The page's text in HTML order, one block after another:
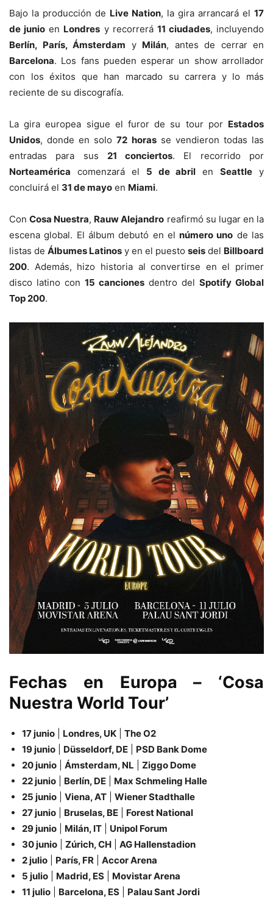
Bajo la producción de Live Nation, la gira arrancará el 17
de junio en Londres y recorrerá 11 ciudades, incluyendo
Berlín, París, Ámsterdam y Milán, antes de cerrar en
Barcelona. Los fans pueden esperar un show arrollador
con los éxitos que han marcado su carrera y lo más
reciente de su discografía.
La gira europea sigue el furor de su tour por Estados
Unidos, donde en solo72 horasse vendieron todas las
entradas para sus 21 conciertos. El recorrido por
Norteamérica comenzará el 5 de abril enSeattle y
concluirá el 31 de mayo en Miami.
ConCosa Nuestra, Rauw Alejandro reafirmó su lugar en la
escena global. El álbum debutó en elnúmero uno de las
listas de Álbumes Latinos y en el puesto seis del Billboard
200. Además, hizo historia al convertirse en el primer
disco latino con 15 canciones dentro del Spotify Global
Top 200.
Fechas en Europa – ‘Cosa
Nuestra World Tour’
17 junio Londres, UK
The O2
19 junio
Düsseldorf, DE
PSD Bank Dome
20 junio
Ámsterdam, NL
Ziggo Dome
22 junio
Berlín, DE
Max Schmeling Halle
25 junio
Viena, AT
Wiener Stadthalle
27 junio
Bruselas, BE
Forest National
29 junio
Milán, IT
Unipol Forum
30 junio
Zúrich, CH
AG Hallenstadion
2 julio
París, FR
Accor Arena
5 julio
Madrid, ES
Movistar Arena
11 julio
Barcelona, ES Palau Sant Jordi